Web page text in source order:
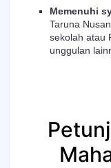
Memenuhi
Taruna
sekolah atau
unggulan